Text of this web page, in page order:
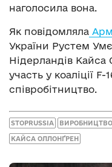
наголосила вона.
Як повідомляла
України Рустем
Нідерландів Кайса
участь у коаліції F-
співробітництво.
STOPRUSSIA
КАЙСА ОЛЛОНҐРЕН